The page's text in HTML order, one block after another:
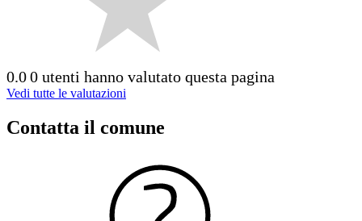
0.00 utenti hanno valutato questa pagina
Vedi tutte le valutazioni
Contatta il comune